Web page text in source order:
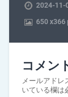
2024-11-
650x366
コメン
メールアドレ
いている欄は